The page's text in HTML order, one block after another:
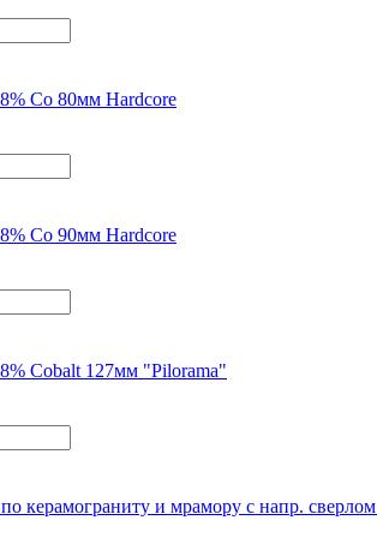
Co 80мм Hardcore
Co 90мм Hardcore
Cobalt 127мм "Pilorama"
керамограниту и мрамору с напр.